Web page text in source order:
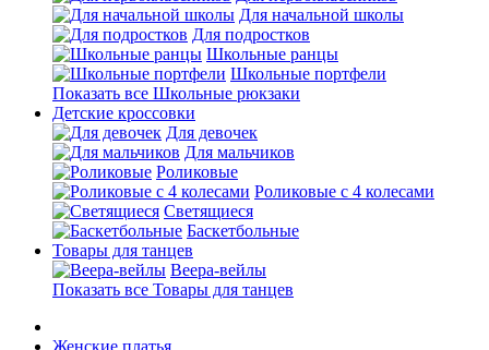
Для начальной школы
Для подростков
Школьные ранцы
Школьные портфели
Показать все Школьные рюкзаки
Детские кроссовки
Для девочек
Для мальчиков
Роликовые
Роликовые с 4 колесами
Светящиеся
Баскетбольные
Товары для танцев
Веера-вейлы
Показать все Товары для танцев
Женские платья